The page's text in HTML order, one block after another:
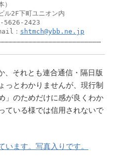
2F下町ユニオン内
： shtmch@ybb.ne.jp
、それとも連合通信・隔日版
っとわかりませんが、現行制
」のためだけに感が良くわか
ている様では信用されないで
ます。写真入りです。